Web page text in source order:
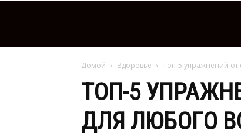
Домой Здоровье Топ-5 упражнений от
ТОП-5
ДЛЯ ЛЮБОГО